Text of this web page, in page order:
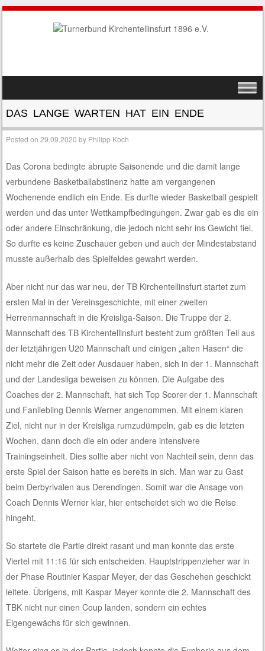
MENU
DAS LANGE WARTEN HAT EIN ENDE
Posted on29.09.2020 by Philipp Koch
Das Corona bedingte abrupte Saisonende und die damit lange
verbundene Basketballabstinenz hatte am vergangenen
Wochenende endlich ein Ende. Es durfte wieder Basketball gespielt
werden und das unter Wettkampfbedingungen. Zwar gab es die ein
oder andere Einschränkung, die jedoch nicht sehr ins Gewicht fiel.
So durfte es keine Zuschauer geben und auch der Mindestabstand
musste außerhalb des Spielfeldes gewahrt werden.
Aber nicht nur das war neu, der TB Kirchentellinsfurt startet zum
ersten Mal in der Vereinsgeschichte, mit einer zweiten
Herrenmannschaft in die Kreisliga-Saison. Die Truppe der 2.
Mannschaft des TB Kirchentellinsfurt besteht zum größten Teil aus
der letztjährigen U20 Mannschaft und einigen „alten Hasen“ die
nicht mehr die Zeit oder Ausdauer haben, sich in der 1. Mannschaft
und der Landesliga beweisen zu können. Die Aufgabe des
Coaches der 2. Mannschaft, hat sich Top Scorer der 1. Mannschaft
und Fanliebling Dennis Werner angenommen. Mit einem klaren
Ziel, nicht nur in der Kreisliga rumzudümpeln, gab es die letzten
Wochen, dann doch die ein oder andere intensivere
Trainingseinheit. Dies sollte aber nicht von Nachteil sein, denn das
erste Spiel der Saison hatte es bereits in sich. Man war zu Gast
beim Derbyrivalen aus Derendingen. Somit war die Ansage von
Coach Dennis Werner klar, hier entscheidet sich wo die Reise
hingeht.
So startete die Partie direkt rasant und man konnte das erste
Viertel mit 11:16 für sich entscheiden. Hauptstrippenzieher war in
der Phase Routinier Kaspar Meyer, der das Geschehen geschickt
leitete. Übrigens, mit Kaspar Meyer konnte die 2. Mannschaft des
TBK nicht nur einen Coup landen, sondern ein echtes
Eigengewächs für sich gewinnen.